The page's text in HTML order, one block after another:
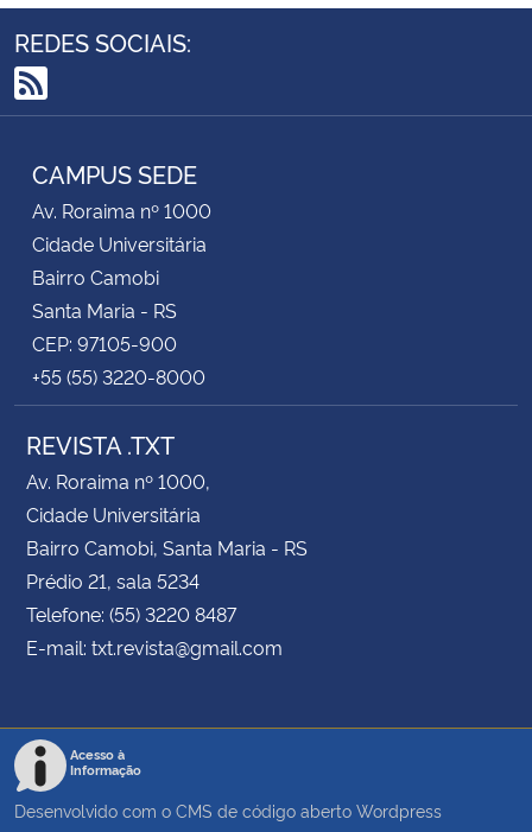
REDES SOCIAIS:
RSS
CAMPUS SEDE
Av. Roraima nº 1000
Cidade Universitária
Bairro Camobi
Santa Maria - RS
CEP: 97105-900
+55 (55) 3220-8000
REVISTA .TXT
Av. Roraima nº 1000,
Cidade Universitária
Bairro Camobi, Santa Maria - RS
Prédio 21, sala 5234
Telefone: (55) 3220 8487
E-mail: txt.revista@gmail.com
Acesso à
Informação
Desenvolvido com o CMS de código aberto Wordpress